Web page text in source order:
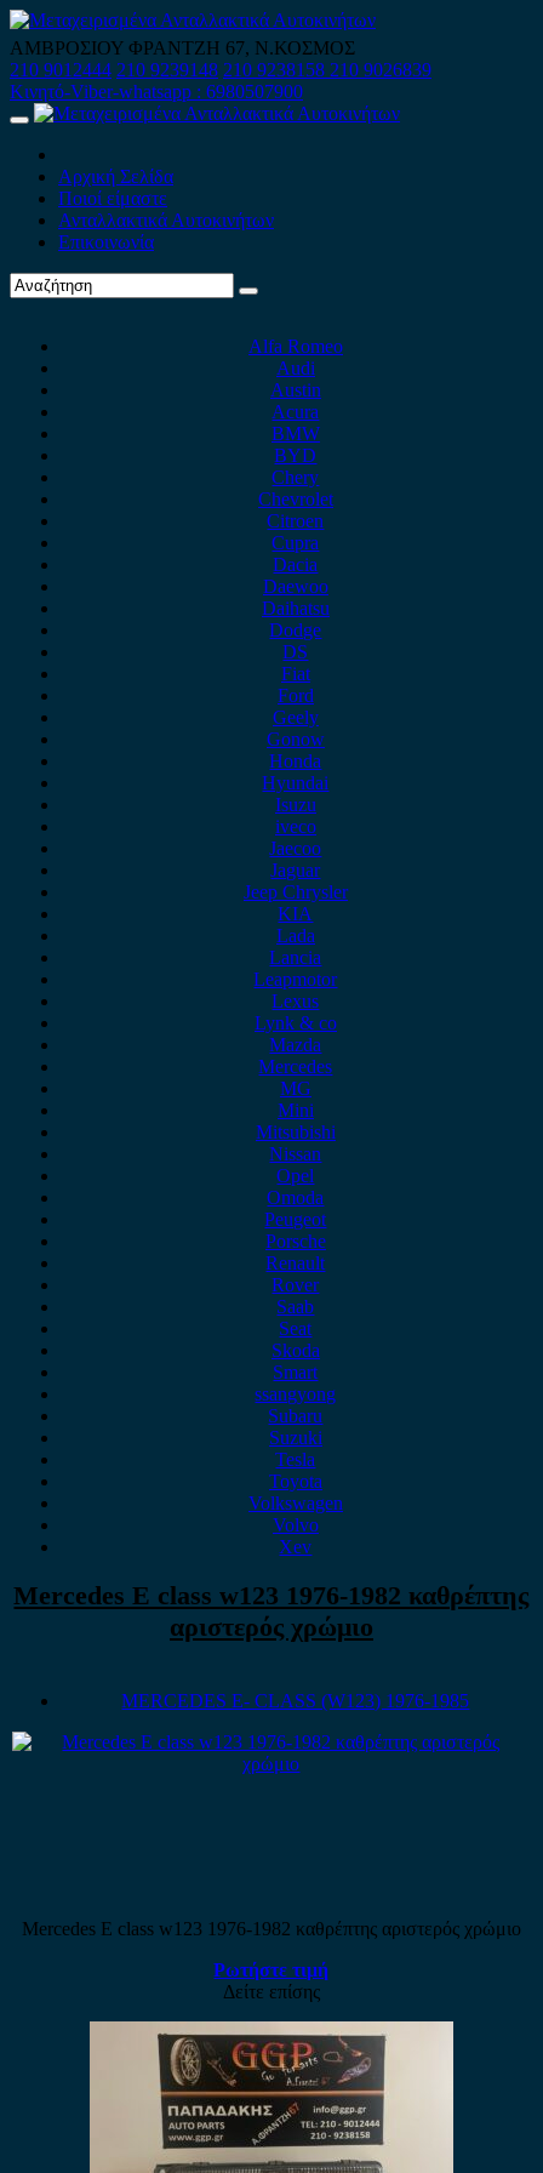
Skip
to
content
ΑΜΒΡΟΣΙΟΥ ΦΡΑΝΤΖΗ 67, Ν.ΚΟΣΜΟΣ
210 9012444 210 9239148 210 9238158 210 9026839
Κινητό-Viber-whatsapp : 6980507900
Primary
Αρχική Σελίδα
Ποιοί είμαστε
Ανταλλακτικά Αυτοκινήτων
Επικοινωνία
Alfa Romeo
Audi
Austin
Acura
BMW
BYD
Chery
Chevrolet
Citroen
Cupra
Dacia
Daewoo
Daihatsu
Dodge
DS
Fiat
Ford
Geely
Gonow
Honda
Hyundai
Isuzu
iveco
Jaecoo
Jaguar
Jeep Chrysler
KIA
Lada
Lancia
Leapmotor
Lexus
Lynk & co
Mazda
Mercedes
MG
Mini
Mitsubishi
Nissan
Opel
Omoda
Peugeot
Porsche
Renault
Rover
Saab
Seat
Skoda
Smart
ssangyong
Subaru
Suzuki
Tesla
Toyota
Volkswagen
Volvo
Xev
Mercedes E class w123 1976-1982 καθρέπτης
αριστερός χρώμιο
MERCEDES E- CLASS (W123) 1976-1985
Mercedes E class w123 1976-1982 καθρέπτης αριστερός χρώμιο
Ρωτήστε τιμή
Δείτε επίσης